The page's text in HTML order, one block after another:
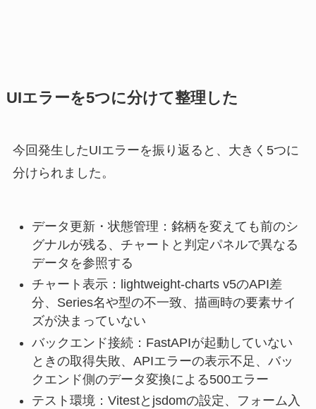
UIエラーを5つに分けて整理した
今回発生したUIエラーを振り返ると、大きく5つに
分けられました。
データ更新・状態管理：銘柄を変えても前のシ
グナルが残る、チャートと判定パネルで異なる
データを参照する
チャート表示：lightweight-charts v5のAPI差
分、Series名や型の不一致、描画時の要素サイ
ズが決まっていない
バックエンド接続：FastAPIが起動していない
ときの取得失敗、APIエラーの表示不足、バッ
クエンド側のデータ変換による500エラー
テスト環境：Vitestとjsdomの設定、フォーム入